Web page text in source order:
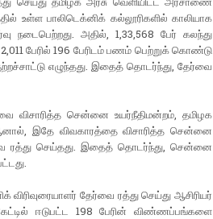
உள்ள பாலிடெக்னிக் கல்லூரிகளில் காலியாக
நடைபெற்றது. அதில், 1,33,568 பேர் கலந்து
பேரில் 196 பேரிடம் பணம் பெற்றுக் கொண்டு
எழுந்தது. இதைத் தொடர்ந்து, தேர்வை
விசாரித்த சென்னை உயர்நீதிமன்றம், தமிழக
இதே விவகாரத்தை விசாரித்த சென்னை
ரத்து செய்தது. இதைத் தொடர்ந்து, சென்னை
தேர்வை ரத்து செய்து ஆசிரியர்
ஈடுபட்ட 198 பேரின் விண்ணப்பங்களை